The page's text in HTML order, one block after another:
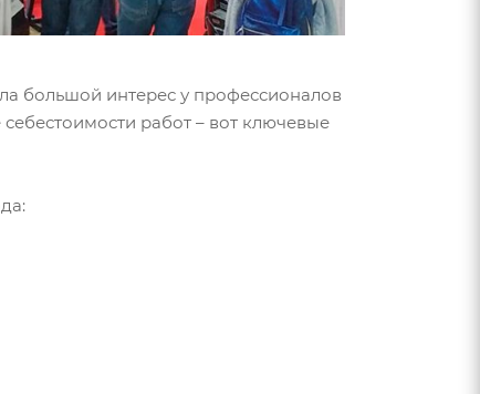
большой интерес у профессионалов
работ – вот ключевые